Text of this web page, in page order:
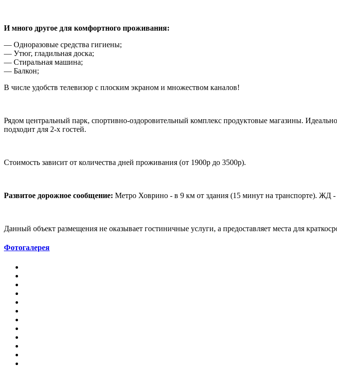
И много другое для комфортного проживания:
— Одноразовые средства гигиены;
— Утюг, гладильная доска;
— Стиральная машина;
— Балкон;
В числе удобств телевизор с плоским экраном и множеством каналов!
Рядом центральный парк, спортивно-оздоровительный комплекс продуктовые магазины.
подходит для 2-х гостей.
Стоимость зависит от количества дней проживания (от 1900р до 3500р).
Развитое дорожное сообщение: Метро Ховрино - в 9 км от здания (15 минут на транспорте). ЖД -
Данный объект размещения не оказывает гостиничные услуги, а предоставляет места для
Фотогалерея